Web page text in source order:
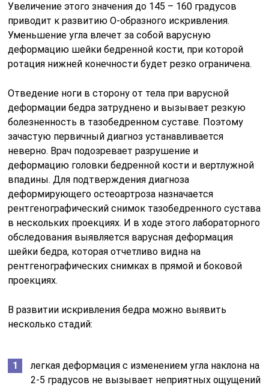
Увеличение этого значения до 145 – 160 градусов
приводит к развитию О-образного искривления.
Уменьшение угла влечет за собой варусную
деформацию шейки бедренной кости, при которой
ротация нижней конечности будет резко ограничена.
Отведение ноги в сторону от тела при варусной
деформации бедра затруднено и вызывает резкую
болезненность в тазобедренном суставе. Поэтому
зачастую первичный диагноз устанавливается
неверно. Врач подозревает разрушение и
деформацию головки бедренной кости и вертлужной
впадины. Для подтверждения диагноза
деформирующего остеоартроза назначается
рентгенографический снимок тазобедренного сустава
в нескольких проекциях. И в ходе этого лабораторного
обследования выявляется варусная деформация
шейки бедра, которая отчетливо видна на
рентгенографических снимках в прямой и боковой
проекциях.
В развитии искривления бедра можно выявить
несколько стадий:
легкая деформация с изменением угла наклона на
2-5 градусов не вызывает неприятных ощущений